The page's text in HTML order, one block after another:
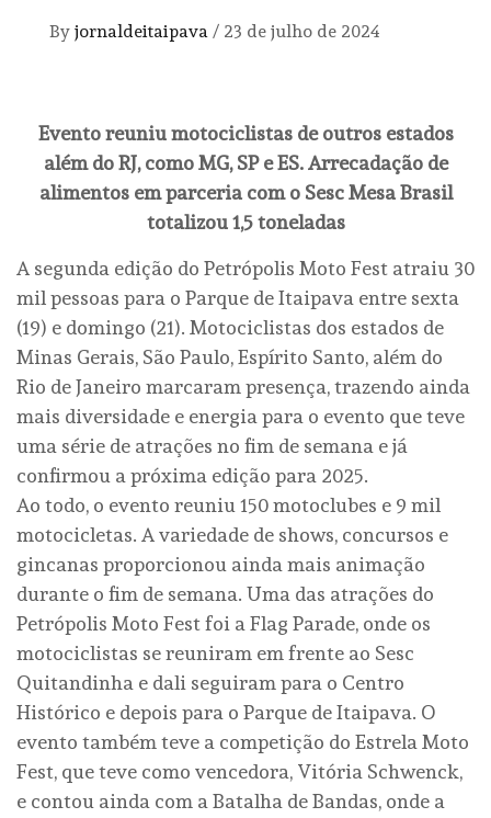
By jornaldeitaipava / 23 de julho de 2024
Evento reuniu motociclistas de outros estados
além do RJ, como MG, SP e ES. Arrecadação de
alimentos em parceria com o Sesc Mesa Brasil
totalizou 1,5 toneladas
A segunda edição do Petrópolis Moto Fest atraiu 30
mil pessoas para o Parque de Itaipava entre sexta
(19) e domingo (21). Motociclistas dos estados de
Minas Gerais, São Paulo, Espírito Santo, além do
Rio de Janeiro marcaram presença, trazendo ainda
mais diversidade e energia para o evento que teve
uma série de atrações no fim de semana e já
confirmou a próxima edição para 2025.
Ao todo, o evento reuniu 150 motoclubes e 9 mil
motocicletas. A variedade de shows, concursos e
gincanas proporcionou ainda mais animação
durante o fim de semana. Uma das atrações do
Petrópolis Moto Fest foi a Flag Parade, onde os
motociclistas se reuniram em frente ao Sesc
Quitandinha e dali seguiram para o Centro
Histórico e depois para o Parque de Itaipava. O
evento também teve a competição do Estrela Moto
Fest, que teve como vencedora, Vitória Schwenck,
e contou ainda com a Batalha de Bandas, onde a